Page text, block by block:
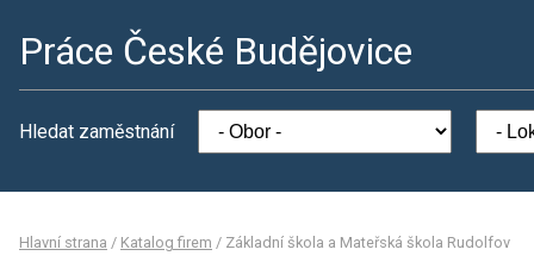
Práce České Budějovice
Hledat zaměstnání
Hlavní strana / Katalog firem / Základní škola a Mateřská škola Rudolfov